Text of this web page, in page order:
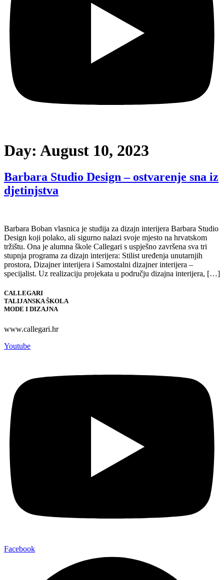
Day: August 10, 2023
Barbara Studio Design – ostvarenje sna iz
djetinjstva
Barbara Boban vlasnica je studija za dizajn interijera Barbara Studio
Design koji polako, ali sigurno nalazi svoje mjesto na hrvatskom
tržištu. Ona je alumna škole Callegari s uspješno završena sva tri
stupnja programa za dizajn interijera: Stilist uređenja unutarnjih
prostora, Dizajner interijera i Samostalni dizajner interijera –
specijalist. Uz realizaciju projekata u području dizajna interijera, […]
CALLEGARI
TALIJANSKA ŠKOLA
MODE I DIZAJNA
www.callegari.hr
Youtube
Facebook